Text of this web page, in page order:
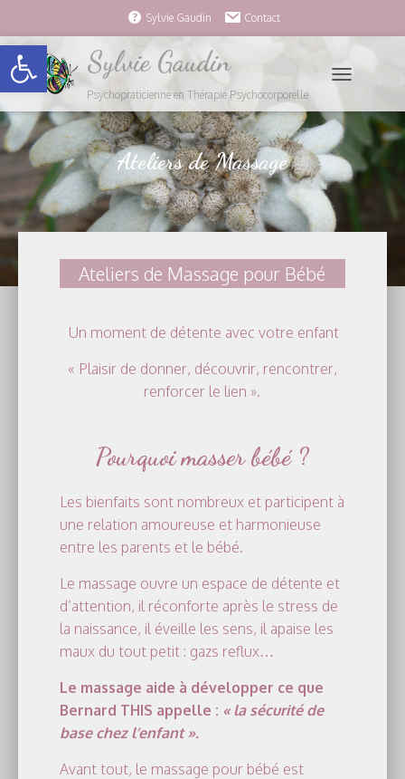
Ouvrir la barre d’outils
Sylvie Gaudin Contact
Sylvie Gaudin
Psychopraticienne en Thérapie Psychocorporelle
U
V
R
R
F
M
T
Ateliers de Massage
Ateliers de Massage pour Bébé
Un moment de détente avec votre enfant
« Plaisir de donner, découvrir, rencontrer,
renforcer le lien ».
Pourquoi masser bébé ?
Les bienfaits sont nombreux et participent à
une relation amoureuse et harmonieuse
entre les parents et le bébé.
Le massage ouvre un espace de détente et
d’attention, il réconforte après le stress de
la naissance, il éveille les sens, il apaise les
maux du tout petit : gazs reflux…
Le massage aide à développer ce que
Bernard THIS appelle : « la sécurité de
base chez l’enfant ».
Avant tout, le massage pour bébé est